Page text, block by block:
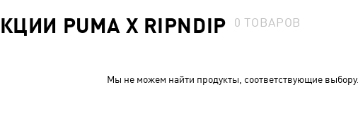
PUMA X RIPNDIP 0ТОВАРОВ
Мы не можем найти продукты, соответствующие выбору.